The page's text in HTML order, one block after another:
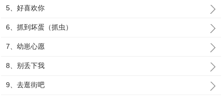
5、好喜欢你
6、抓到坏蛋（抓虫）
7、幼崽心愿
8、别丢下我
9、去逛街吧